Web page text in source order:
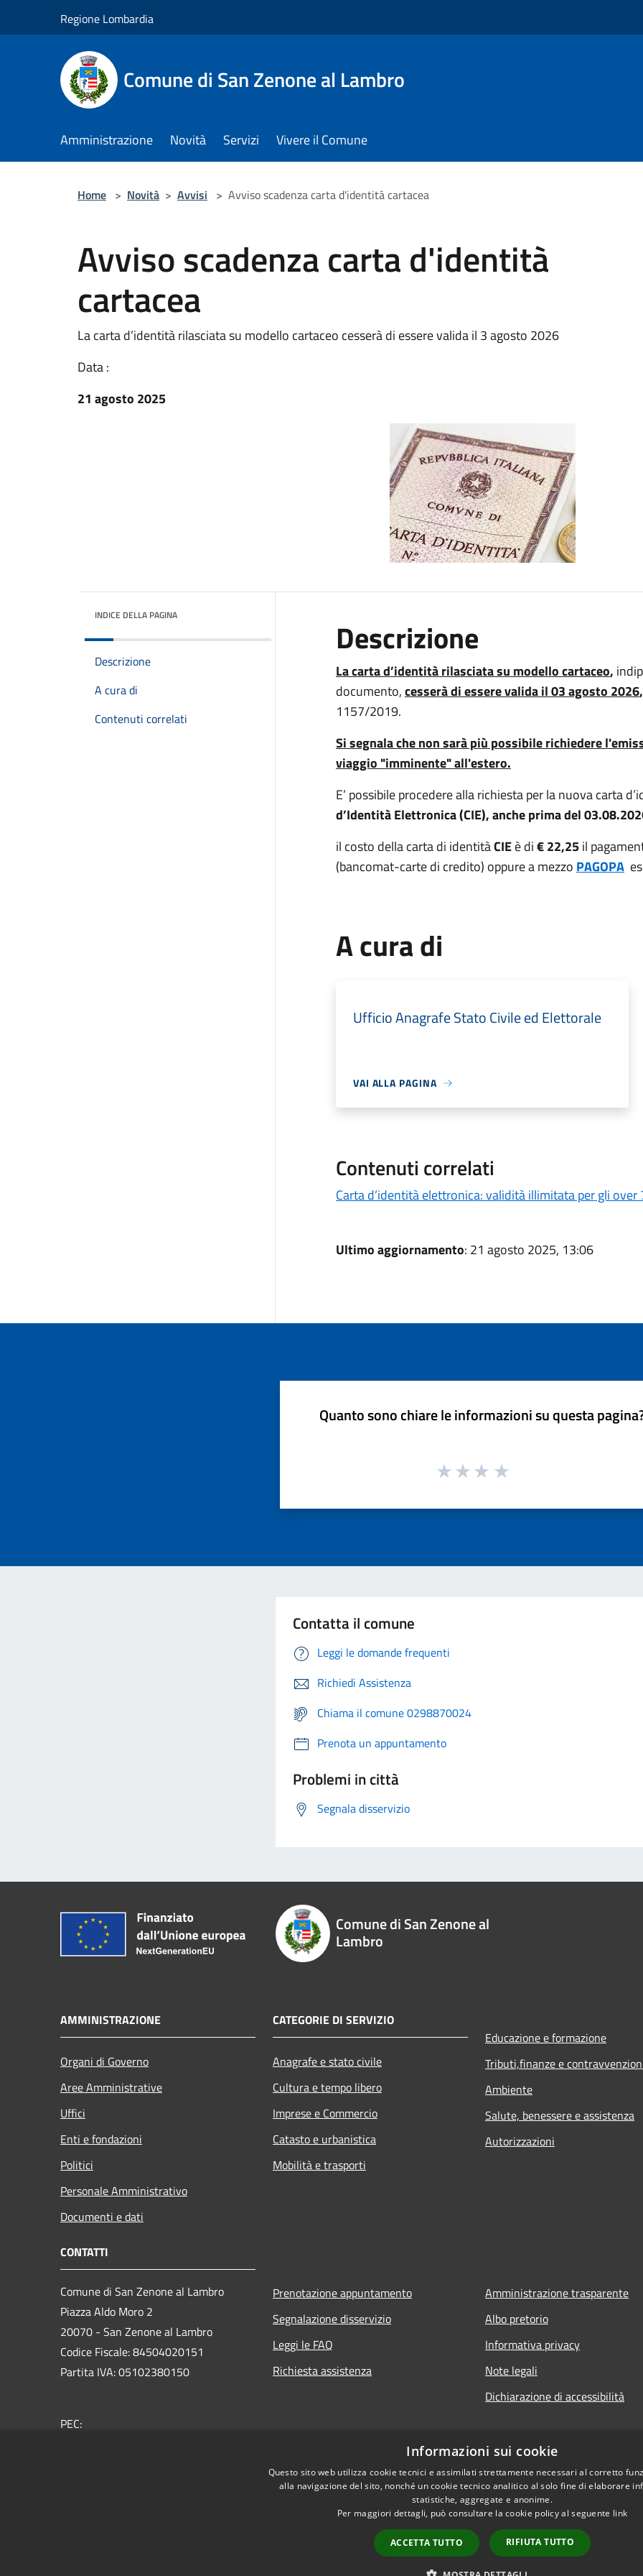
Regione Lombardia
Comune di San Zenone al Lambro
Amministrazione Novità Servizi Vivere il Comune
Home > Novità > Avvisi > Avviso scadenza carta d'identità cartacea
Avviso scadenza carta d'identità
cartacea
La carta d’identità rilasciata su modello cartaceo cesserà di essere valida il 3 agosto 2026
Data :
21 agosto 2025
INDICE DELLA PAGINA
Descrizione
A cura di
Contenuti correlati
Descrizione
La carta d’identità rilasciata su modello cartaceo,
documento,cesserà di essere valida il 03 agosto 2026,
1157/2019.
Si segnala che non sarà più possibile richiedere
viaggio "imminente" all'estero.
E’ possibile procedere alla richiesta per la nuova carta
d’Identità Elettronica (CIE), anche prima del
il costo della carta di identitàCIEè di€ 22,25il
(bancomat-carte di credito) oppure a mezzo PAGOPA
A cura di
Ufficio Anagrafe Stato Civile ed Elettorale
VAI ALLA PAGINA
Contenuti correlati
Carta d’identità elettronica: validità illimitata per gli over
Ultimo aggiornamento: 21 agosto 2025, 13:06
Quanto sono chiare le informazioni su questa
Contatta il comune
Leggi le domande frequenti
Richiedi Assistenza
Chiama il comune 0298870024
Prenota un appuntamento
Problemi in città
Segnala disservizio
Comune di San Zenone al
Lambro
AMMINISTRAZIONE
Organi di Governo
Aree Amministrative
Uffici
Enti e fondazioni
Politici
Personale Amministrativo
Documenti e dati
CATEGORIE DI SERVIZIO
Anagrafe e stato civile
Cultura e tempo libero
Imprese e Commercio
Catasto e urbanistica
Mobilità e trasporti
Educazione e formazione
Tributi,finanze e
Ambiente
Salute, benessere e assistenza
Autorizzazioni
CONTATTI
Comune di San Zenone al Lambro
Piazza Aldo Moro 2
20070 - San Zenone al Lambro
Codice Fiscale: 84504020151
Partita IVA: 05102380150
PEC:
Prenotazione appuntamento
Segnalazione disservizio
Leggi le FAQ
Richiesta assistenza
Amministrazione trasparente
Albo pretorio
Informativa privacy
Note legali
Dichiarazione di accessibilità
Copyright © 2026 • Comune di
Informazioni sui cookie
Questo sito web utilizza cookie tecnici e assimilati strettamente necessari al corretto
alla navigazione del sito, nonché un cookie tecnico analitico al solo fine di elaborare
statistiche, aggregate e anonime.
Per maggiori dettagli, può consultare la cookie policy al seguente link
ACCETTA TUTTO RIFIUTA TUTTO